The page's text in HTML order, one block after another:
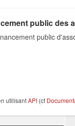
public des
public
utilisantAPI (cf